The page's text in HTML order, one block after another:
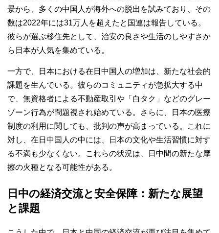
景から、多くの中国人が海外への脱出を試みており、その
数は2022年には31万人を超えたと国連は報告している。
彼らが選ぶ移住先として、治安の良さや生活のしやすさか
ら日本が人気を集めている。
一方で、日本における在日中国人の増加は、新たな社会的
課題を生んでいる。彼らのコミュニティが急拡大する中
で、無資格者による不動産取引や「白タク」などのグレー
ゾーン行為が問題視され始めている。さらに、日本の医療
制度の利用に関しても、批判の声が高まっている。これに
対し、在日中国人の中には、日本の文化や生活習慣に対す
る不満も少なくない。これらの状況は、日中間の新たな摩
擦の火種となる可能性がある。
日中の経済交流と安全保障：新たな展望
と課題